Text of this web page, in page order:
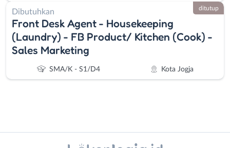
Dibutuhkan
Front Desk Agent - Housekeeping
(Laundry) - FB Product/ Kitchen (Cook) -
Sales Marketing
SMA/K - S1/D4 Kota Jogja
ditutup
Administrasi
Bantul